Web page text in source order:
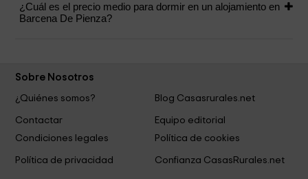
¿Cuál es el precio medio para dormir en un alojamiento en
Barcena De Pienza?
Sobre Nosotros
¿Quiénes somos?
Blog Casasrurales.net
Contactar
Equipo editorial
Condiciones legales
Política de cookies
Política de privacidad Confianza CasasRurales.net